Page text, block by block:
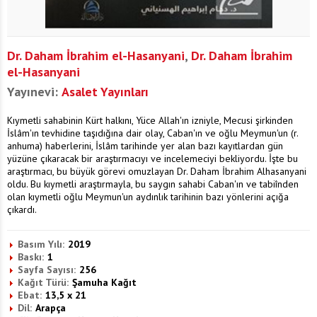
Dr. Daham İbrahim el-Hasanyani, Dr. Daham İbrahim
el-Hasanyani
Yayınevi: Asalet Yayınları
Kıymetli sahabinin Kürt halkını, Yüce Allah'ın izniyle, Mecusi şirkinden
İslâm'ın tevhidine taşıdığına dair olay, Caban'ın ve oğlu Meymun'un (r.
anhuma) haberlerini, İslâm tarihinde yer alan bazı kayıtlardan gün
yüzüne çıkaracak bir araştırmacıyı ve incelemeciyi bekliyordu. İşte bu
araştırmacı, bu büyük görevi omuzlayan Dr. Daham İbrahim Alhasanyani
oldu. Bu kıymetli araştırmayla, bu saygın sahabi Caban'ın ve tabiînden
olan kıymetli oğlu Meymun'un aydınlık tarihinin bazı yönlerini açığa
çıkardı.
Basım Yılı: 2019
Baskı: 1
Sayfa Sayısı: 256
Kağıt Türü: Şamuha Kağıt
Ebat: 13,5 x 21
Dil: Arapça